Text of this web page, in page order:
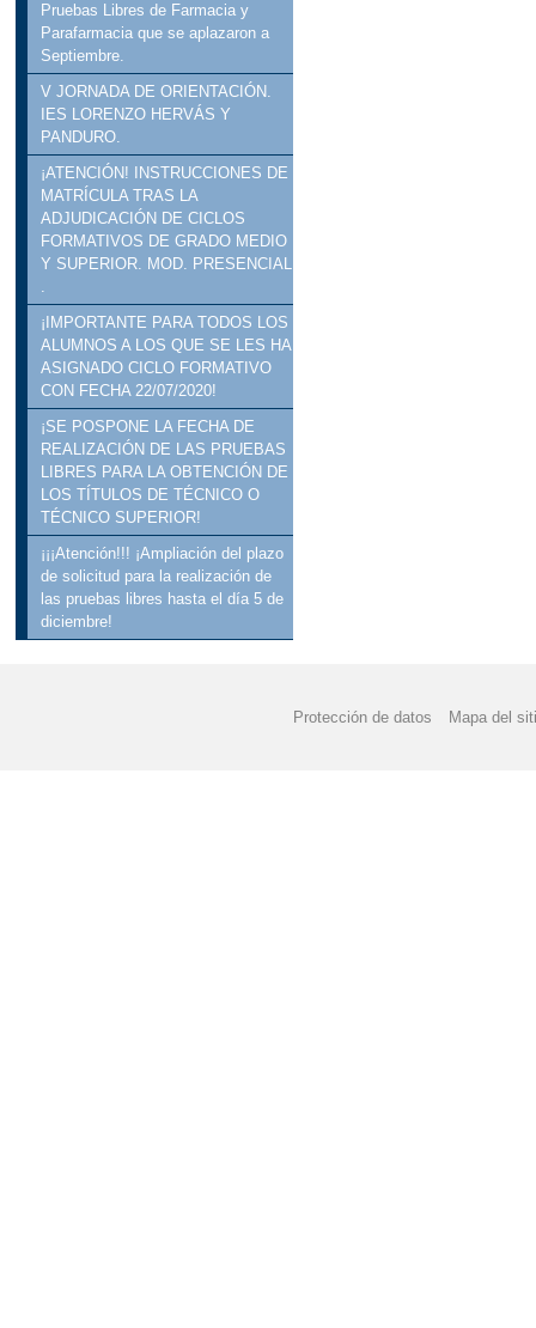
Pruebas Libres de Farmacia y
Parafarmacia que se aplazaron a
Septiembre.
V JORNADA DE ORIENTACIÓN.
IES LORENZO HERVÁS Y
PANDURO.
¡ATENCIÓN! INSTRUCCIONES DE
MATRÍCULA TRAS LA
ADJUDICACIÓN DE CICLOS
FORMATIVOS DE GRADO MEDIO
Y SUPERIOR. MOD. PRESENCIAL
.
¡IMPORTANTE PARA TODOS LOS
ALUMNOS A LOS QUE SE LES HA
ASIGNADO CICLO FORMATIVO
CON FECHA 22/07/2020!
¡SE POSPONE LA FECHA DE
REALIZACIÓN DE LAS PRUEBAS
LIBRES PARA LA OBTENCIÓN DE
LOS TÍTULOS DE TÉCNICO O
TÉCNICO SUPERIOR!
¡¡¡Atención!!! ¡Ampliación del plazo
de solicitud para la realización de
las pruebas libres hasta el día 5 de
diciembre!
Protección de datos Mapa del